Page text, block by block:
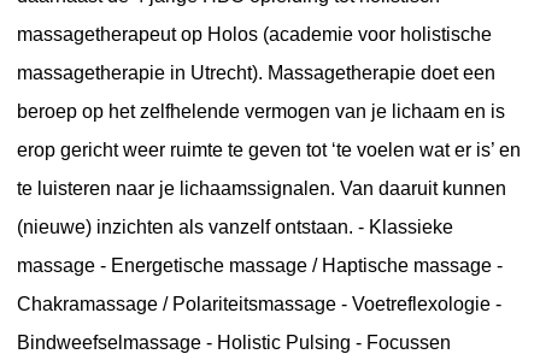
massagetherapeut op Holos (academie voor holistische
massagetherapie in Utrecht). Massagetherapie doet een
beroep op het zelfhelende vermogen van je lichaam en is
erop gericht weer ruimte te geven tot ‘te voelen wat er is’ en
te luisteren naar je lichaamssignalen. Van daaruit kunnen
(nieuwe) inzichten als vanzelf ontstaan. - Klassieke
massage - Energetische massage / Haptische massage -
Chakramassage / Polariteitsmassage - Voetreflexologie -
Bindweefselmassage - Holistic Pulsing - Focussen